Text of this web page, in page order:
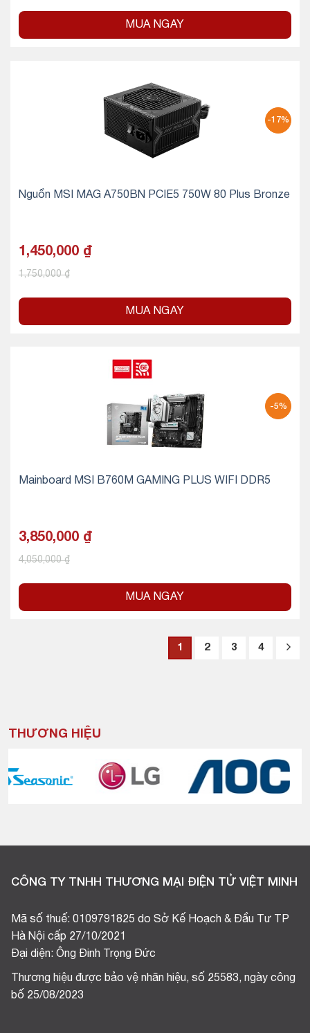
MUA NGAY
-17%
Nguồn MSI MAG A750BN PCIE5 750W 80 Plus Bronze
1,450,000 ₫
1,750,000₫
MUA NGAY
-5%
Mainboard MSI B760M GAMING PLUS WIFI DDR5
3,850,000 ₫
4,050,000₫
MUA NGAY
1 2 3 4
THƯƠNG HIỆU
CÔNG TY TNHH THƯƠNG MẠI ĐIỆN TỬ VIỆT MINH
Mã số thuế: 0109791825 do Sở Kế Hoạch & Đầu Tư TP
Hà Nội cấp 27/10/2021
Đại diện: Ông Đinh Trọng Đức
Thương hiệu được bảo vệ nhãn hiệu, số 25583, ngày công
bố 25/08/2023